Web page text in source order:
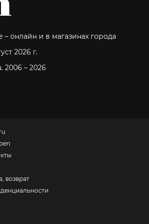
– онлайн и в магазинах города
2026 г.
2006 – 2026
возврат